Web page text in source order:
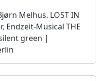
Melhus. LOST IN
Endzeit-Musical THE
green |